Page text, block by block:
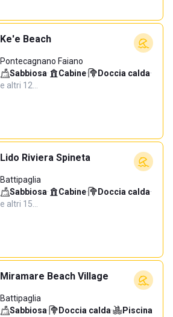
Ke'e Beach
Pontecagnano Faiano
Sabbiosa· Cabine· Doccia calda·
e altri 12…
Lido Riviera Spineta
Battipaglia
Sabbiosa· Cabine· Doccia calda·
e altri 15…
Miramare Beach Village
Battipaglia
Sabbiosa· Doccia calda·
Piscina